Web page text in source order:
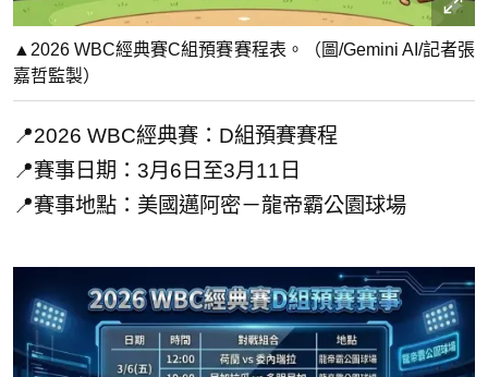
▲2026 WBC經典賽C組預賽賽程表。（圖/Gemini AI/記者張
嘉哲監製）
📍2026 WBC經典賽：D組預賽賽程
📍賽事日期：3月6日至3月11日
📍賽事地點：美國邁阿密－龍帝霸公園球場